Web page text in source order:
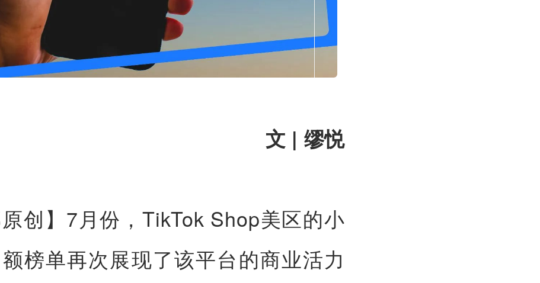
文 | 缪悦
原创】7月份，TikTok Shop美区的小
榜单再次展现了该平台的商业活力